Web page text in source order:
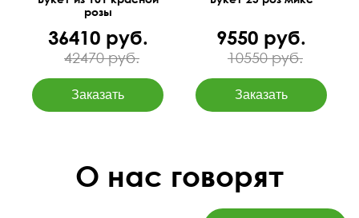
розы
36410 руб.
42470 руб.
9550 руб.
10550 руб.
О нас говорят